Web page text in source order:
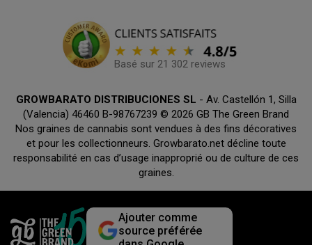
Basé sur 21 302 reviews
GROWBARATO DISTRIBUCIONES SL - Av. Castellón 1, Silla
(Valencia) 46460 B-98767239 © 2026 GB The Green Brand
Nos graines de cannabis sont vendues à des fins décoratives
et pour les collectionneurs. Growbarato.net décline toute
responsabilité en cas d’usage inapproprié ou de culture de ces
graines.
Ajouter comme
source préférée